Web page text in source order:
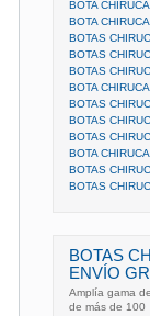
BOTA
BOTA
BOTAS
BOTAS
BOTAS
BOTA
BOTAS
BOTAS
BOTAS
BOTA
BOTAS
BOTAS
BOTAS
ENVÍO
Amplía gama
de más de 100